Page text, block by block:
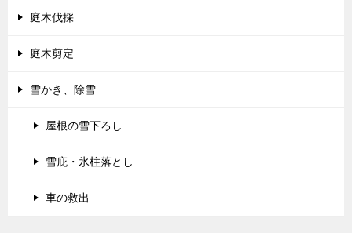
庭木伐採
庭木剪定
雪かき、除雪
屋根の雪下ろし
雪庇・氷柱落とし
車の救出